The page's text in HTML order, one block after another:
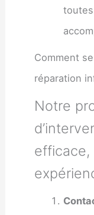
Comment
réparation
Notre
efficace,